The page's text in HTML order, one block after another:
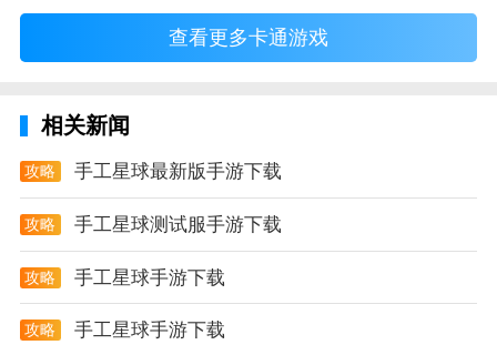
查看更多卡通游戏
相关新闻
攻略 手工星球最新版手游下载
攻略 手工星球测试服手游下载
攻略 手工星球手游下载
攻略 手工星球手游下载